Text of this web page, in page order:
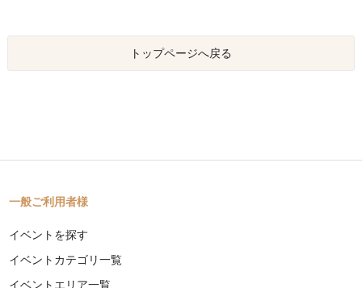
トップページへ戻る
一般ご利用者様
イベントを探す
イベントカテゴリ一覧
イベントエリア一覧